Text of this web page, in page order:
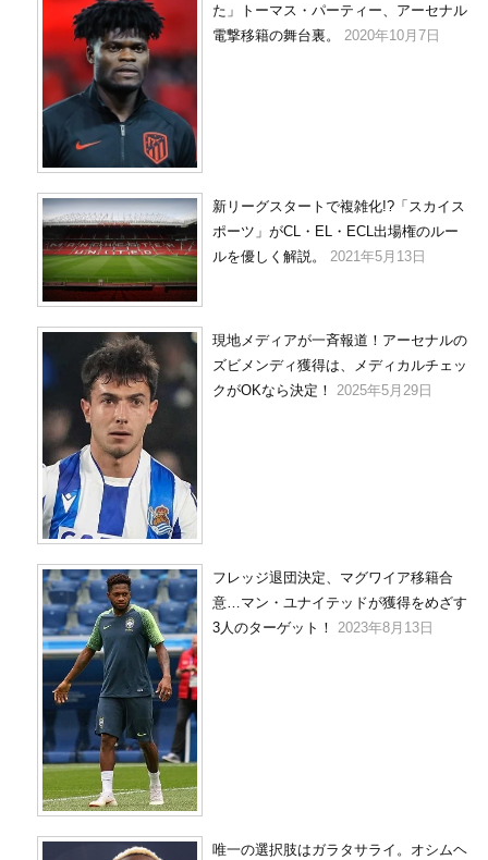
た」トーマス・パーティー、アーセナル
電撃移籍の舞台裏。
2020年10月7日
新リーグスタートで複雑化!?「スカイス
ポーツ」がCL・EL・ECL出場権のルー
ルを優しく解説。
2021年5月13日
現地メディアが一斉報道！アーセナルの
ズビメンディ獲得は、メディカルチェッ
クがOKなら決定！ 2025年5月29日
フレッジ退団決定、マグワイア移籍合
意…マン・ユナイテッドが獲得をめざす
3人のターゲット！
2023年8月13日
唯一の選択肢はガラタサライ。オシムヘ